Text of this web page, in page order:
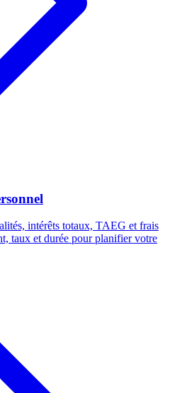
intérêts totaux, TAEG et frais
taux et durée pour planifier votre